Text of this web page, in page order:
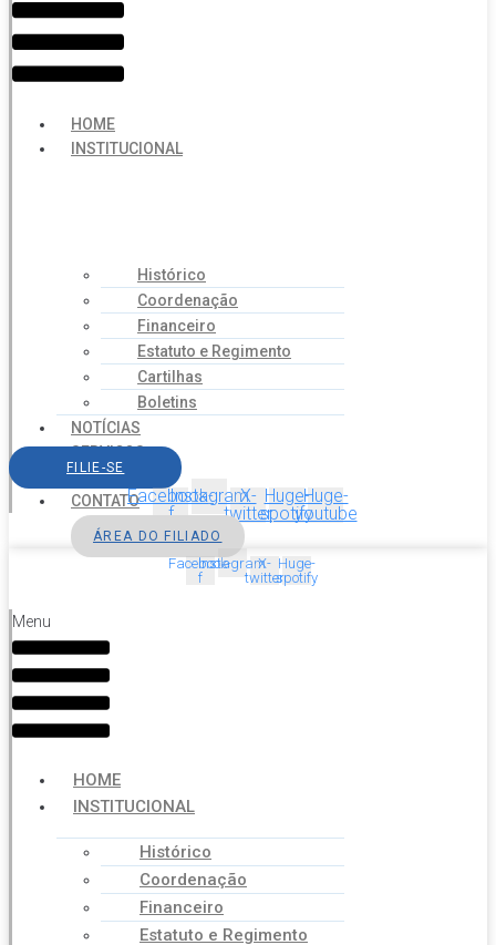
HOME
INSTITUCIONAL
Histórico
Coordenação
Financeiro
Estatuto e Regimento
Cartilhas
Boletins
NOTÍCIAS
SERVIÇOS
AGENDA
CONTATO
FILIE-SE
Facebook-
f
InstagramX-
twitter
Huge-
spotify
Huge-
youtube
ÁREA DO FILIADO
Facebook-
f
InstagramX-
twitter
Huge-
spotify
Menu
HOME
INSTITUCIONAL
Histórico
Coordenação
Financeiro
Estatuto e Regimento